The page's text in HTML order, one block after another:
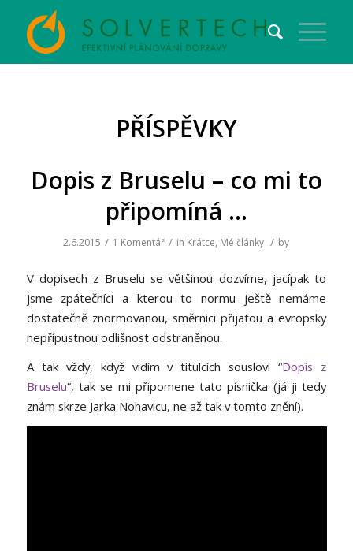
PŘÍSPĚVKY
Dopis z Bruselu – co mi to
připomíná …
2.6.2015 / 1 Komentář / in Krátce, Mé články / by
V dopisech z Bruselu se většinou dozvíme, jacípak to
jsme zpátečníci a kterou to normu ještě nemáme
dostatečně znormovanou, směrnici přijatou a evropsky
nepřípustnou odlišnost odstraněnou.
A tak vždy, když vidím v titulcích sousloví “Dopis z
Bruselu“, tak se mi připomene tato písnička (já ji tedy
znám skrze Jarka Nohavicu, ne až tak v tomto znění).